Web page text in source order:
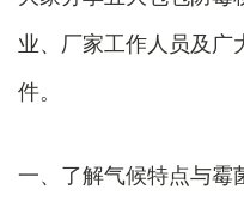
业、厂家工作人员及广
件。
一、了解气候特点与霉